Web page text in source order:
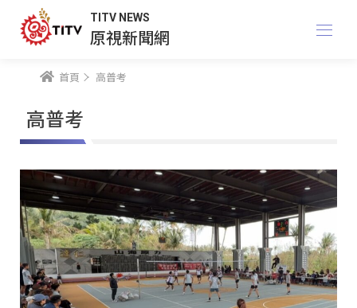
TITV NEWS
原視新聞網
首頁 高普考
高普考